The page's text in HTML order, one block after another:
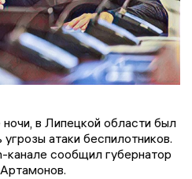
в Липецкой области был
атаки беспилотников.
сообщил губернатор